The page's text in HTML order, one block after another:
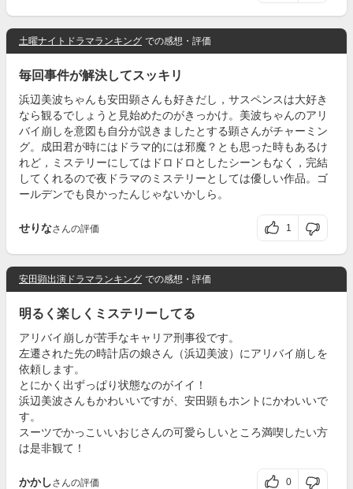
土曜ナイトドラマランキング での感想・評価
毎回事件が解決してスッキリ
浜辺美波ちゃんも安田顕さんも好きだし，サスペンスは大好き
なら観るでしょうと見始めたのがきっかけ。美波ちゃんのアリ
バイ崩しを意図も自分が説きましたとする顕さんがチャーミン
グ。成田君が時にはドラマ的には邪魔？とも思った時もあるけ
れど，ミステリーにしてはドロドロとしたシーンもなく，完結
してくれるので夜ドラマのミステリーとしては優しい作品。ゴ
ールデンでも良かったんじゃないかしら。
せりなさんの評価 1
安田顕出演ドラマランキング での感想・評価
明るく楽しくミステリーしてる
アリバイ崩しが苦手なキャリア刑事役です。
左遷された先の時計店の娘さん（浜辺美波）にアリバイ崩しを
依頼します。
とにかく出ずっぱり状態なのがイイ！
浜辺美波さんもかわいいですが、安田顕もホントにかわいいで
す。
スーツでかっこいいおじさんの可愛らしいところ満喫したい方
は是非観て！
かかしさんの評価 0